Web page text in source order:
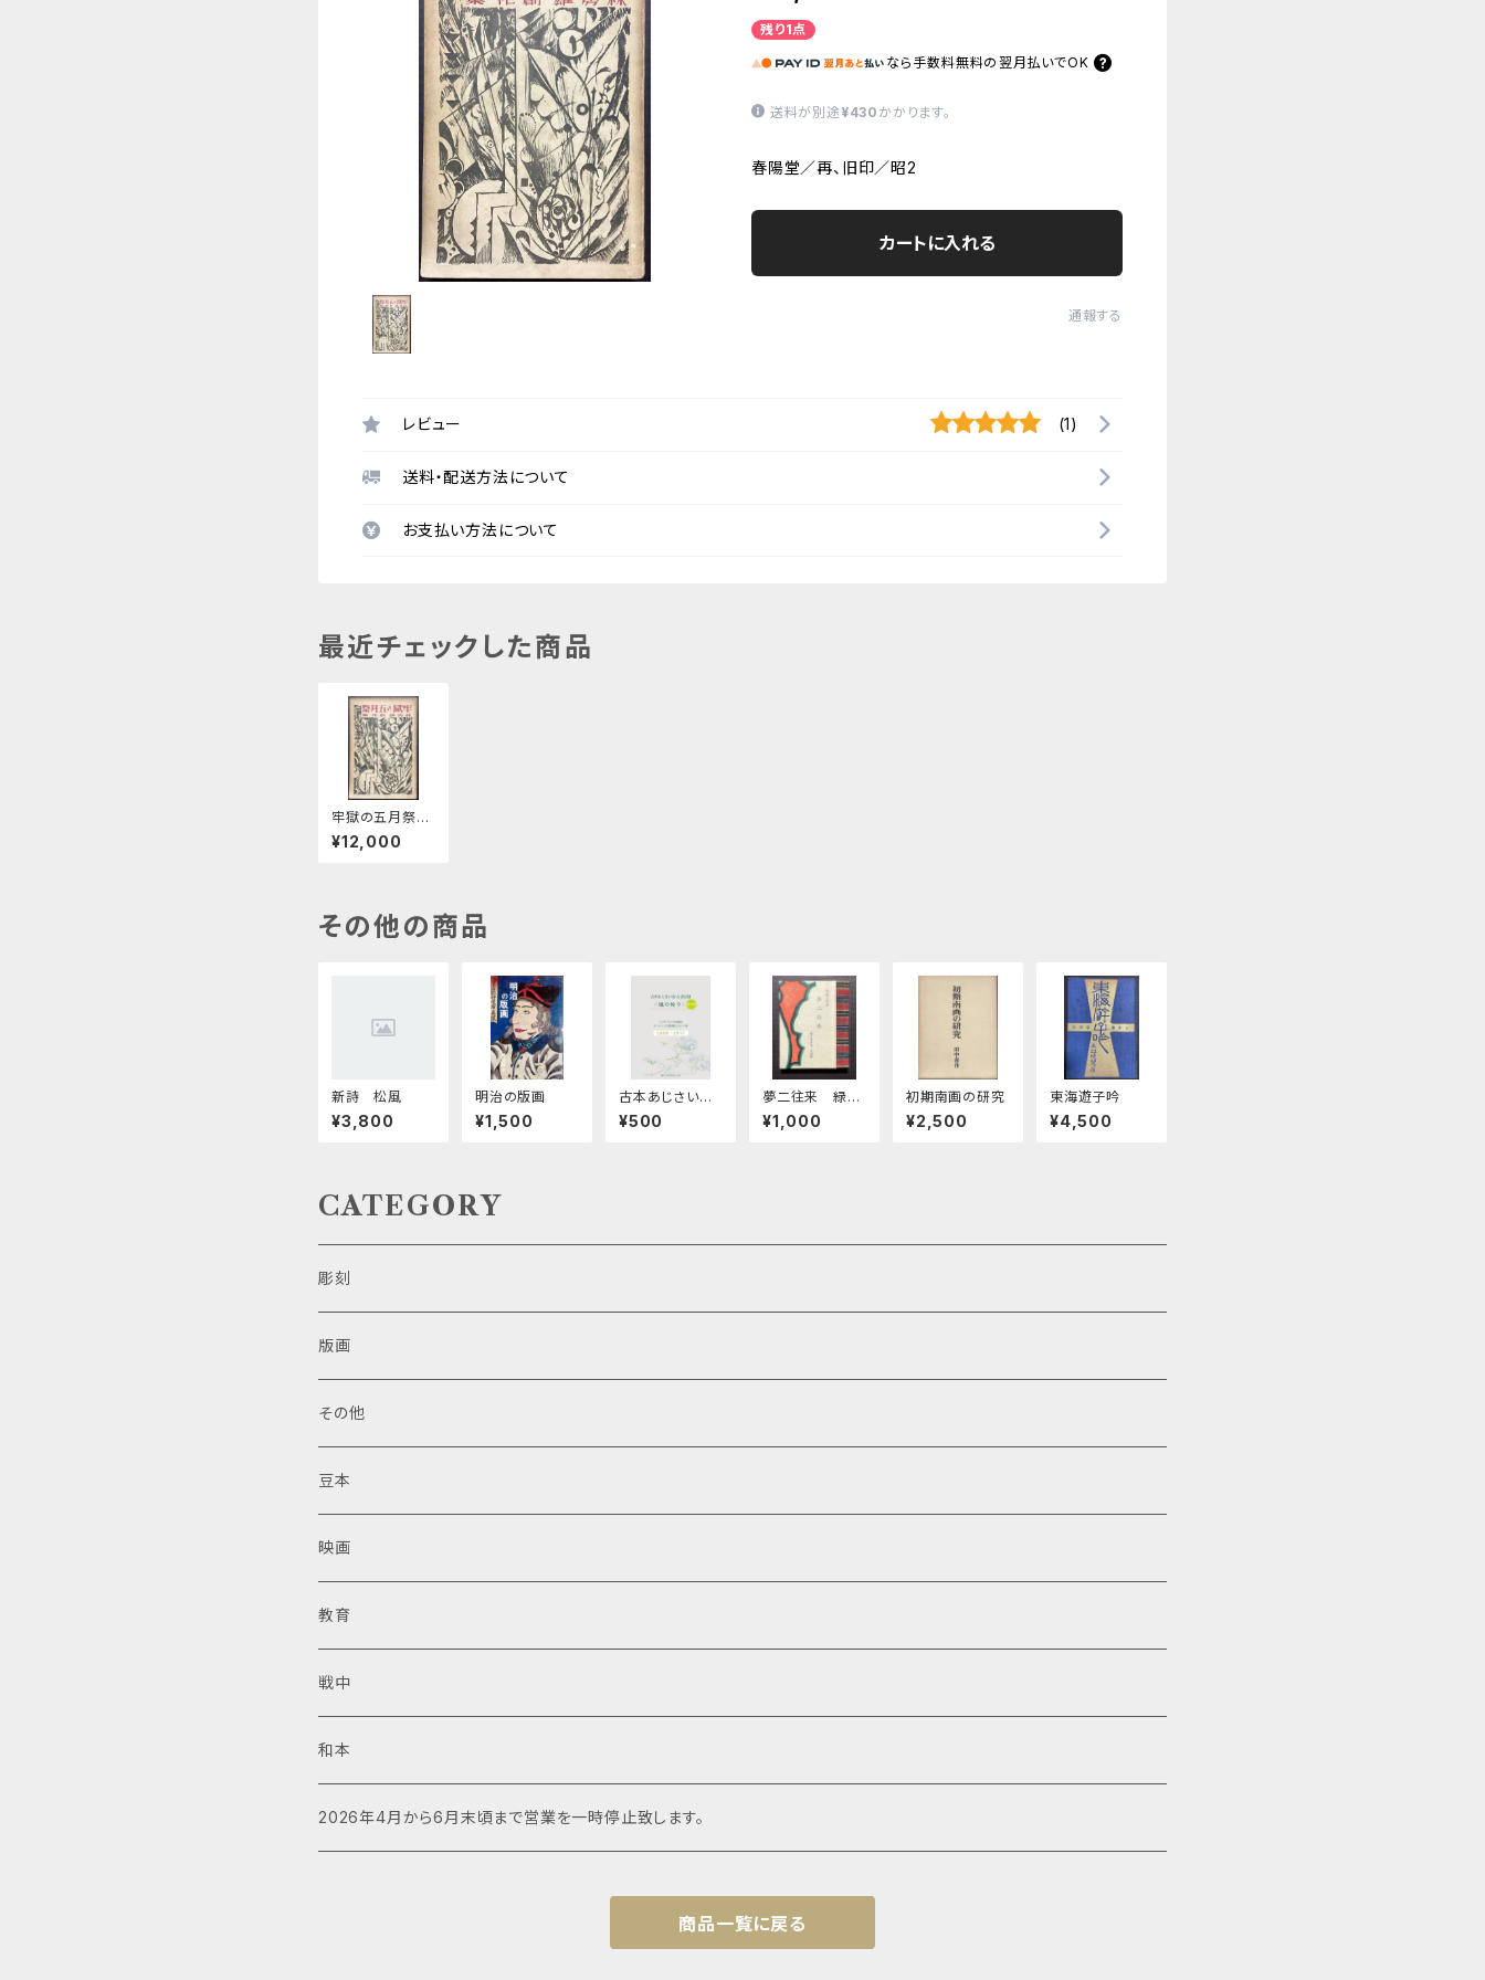
残り1点
なら 手数料無料の 翌月払いでOK
送料が別途 ¥430 かかります。
春陽堂／再、旧印／昭2
カートに入れる
通報する
レビュー (1)
送料・配送方法について
お支払い方法について
最近チェックした商品
牢獄の五月祭
林房雄創作集
¥12,000
その他の商品
新詩 松風
¥3,800
明治の版画
¥1,500
古本あじさい
屋 風の便り
別巻
¥500
夢二往来 緑の
木豆本第37期
第148集
¥1,000
初期南画の研究
¥2,500
東海遊子吟
¥4,500
CATEGORY
彫刻
版画
その他
豆本
映画
教育
戦中
和本
2026年4月から6月末頃まで営業を一時停止致します。
商品一覧に戻る